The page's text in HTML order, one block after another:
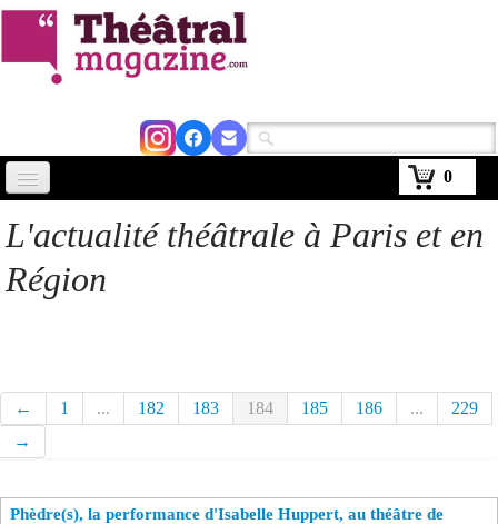
0
Avignon 2026
Agenda
Kiosque
L'actualité théâtrale à Paris et en
Région
← 1 ... 182 183 184 185 186 ...
229
→
Phèdre(s), la performance d'Isabelle Huppert, au théâtre de